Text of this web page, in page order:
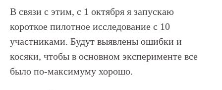
В связи с этим, с 1 октября я запускаю
короткое пилотное исследование с 10
участниками. Будут выявлены ошибки и
косяки, чтобы в основном эксперименте все
было по-максимуму хорошо.